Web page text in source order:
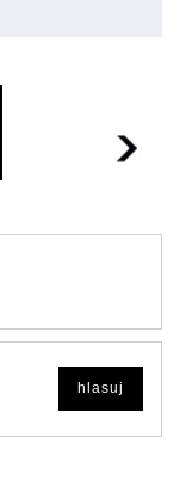
hlasuj